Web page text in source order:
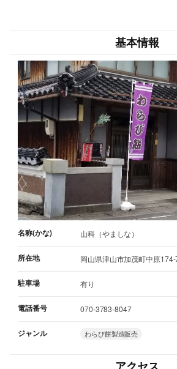
基本情報
名称(かな) 山科（やましな）
所在地 岡山県津山市加茂町中原174-
駐車場 有り
電話番号 070-3783-8047
ジャンル わらび餅製造販売